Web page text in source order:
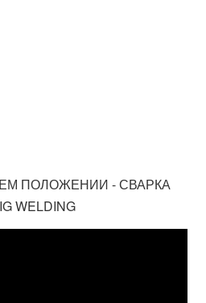
ПОЛОЖЕНИИ - СВАРКА
WELDING